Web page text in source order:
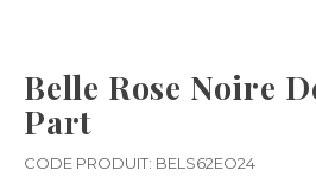
Belle Rose Noire
Part
CODE PRODUIT: BELS62EO24